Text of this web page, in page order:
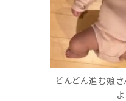
どんどん進む娘